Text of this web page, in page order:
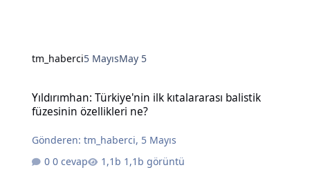
tm_haberci5 MayısMay 5
Yıldırımhan: Türkiye'nin ilk kıtalararası balistik
füzesinin özellikleri ne?
Gönderen:tm_haberci, 5 Mayıs
0 cevap
1,1b görüntü